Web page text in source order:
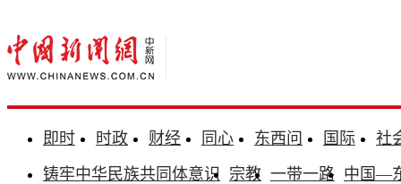
即时 时政 财经 同心 东西问 国际
社
铸牢中华民族共同体意识 宗教 一带一路 中国—